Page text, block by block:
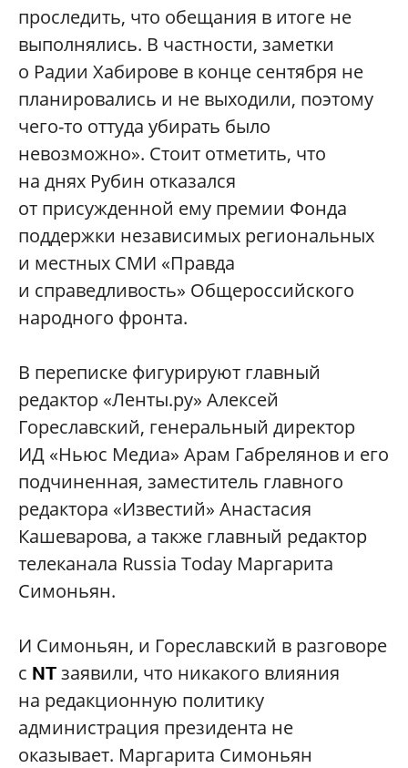
проследить, что обещания в итоге не
выполнялись. В частности, заметки
о Радии Хабирове в конце сентября не
планировались и не выходили, поэтому
чего-то оттуда убирать было
невозможно». Стоит отметить, что
на днях Рубин отказался
от присужденной ему премии Фонда
поддержки независимых региональных
и местных СМИ «Правда
и справедливость» Общероссийского
народного фронта.
В переписке фигурируют главный
редактор «Ленты.ру» Алексей
Гореславский, генеральный директор
ИД «Ньюс Медиа» Арам Габрелянов и его
подчиненная, заместитель главного
редактора «Известий» Анастасия
Кашеварова, а также главный редактор
телеканала Russia Today Маргарита
Симоньян.
И Симоньян, и Гореславский в разговоре
с NTзаявили, что никакого влияния
на редакционную политику
администрация президента не
оказывает. Маргарита Симоньян